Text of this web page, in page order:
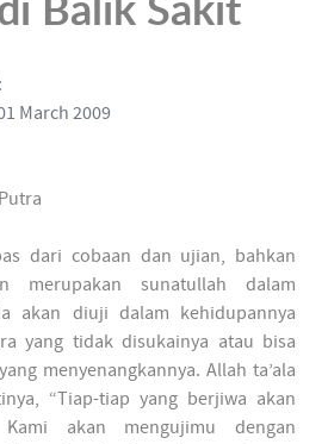
March 2009
dari cobaan dan ujian, bahkan
merupakan sunatullah dalam
akan diuji dalam kehidupannya
yang tidak disukainya atau bisa
menyenangkannya. Allah ta’ala
“Tiap-tiap yang berjiwa akan
akan mengujimu dengan